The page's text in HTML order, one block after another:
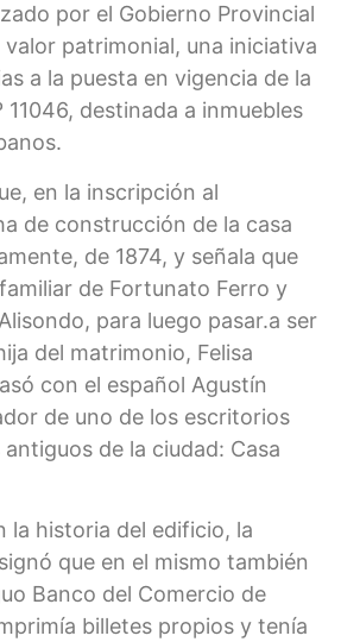
por el Gobierno Provincial
patrimonial, una iniciativa
a la puesta en vigencia de la
11046, destinada a inmuebles
en la inscripción al
de construcción de la casa
de 1874, y señala que
de Fortunato Ferro y
para luego pasar.a ser
del matrimonio, Felisa
con el español Agustín
de uno de los escritorios
de la ciudad: Casa
la historia del edificio, la
que en el mismo también
Banco del Comercio de
billetes propios y tenía